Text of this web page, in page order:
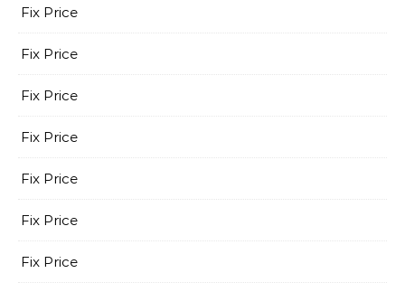
Fix Price
Fix Price
Fix Price
Fix Price
Fix Price
Fix Price
Fix Price